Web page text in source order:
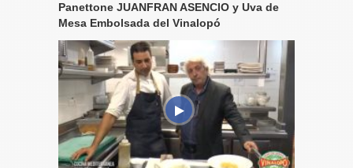
Panettone JUANFRAN ASENCIO y Uva de
Mesa Embolsada del Vinalopó